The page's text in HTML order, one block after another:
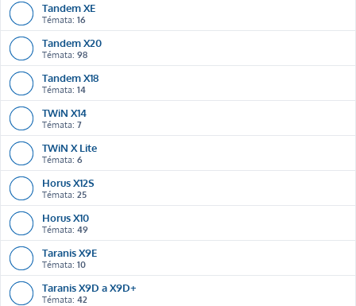
Tandem XE
Témata: 16
Tandem X20
Témata: 98
Tandem X18
Témata: 14
TWiN X14
Témata: 7
TWiN X Lite
Témata: 6
Horus X12S
Témata: 25
Horus X10
Témata: 49
Taranis X9E
Témata: 10
Taranis X9D a X9D+
Témata: 42